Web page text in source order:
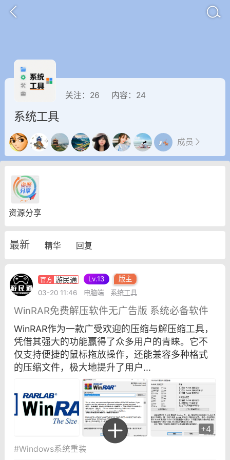
GTA6
彩虹六号 绝地求生
游戏商城 每日签到 每日排行
游民通 Lv.13
版主
19 23:03
电脑端 问题解决
我在商城购买的虚拟产品显示自动发
在那里查看卡密？
发货的商品在那里查看卡密？答：查看
：下单以后在右边消息栏查看卡密，或
像 — 我的订单 — 待评价 — 查看订单，
看卡密详情问：我...
关注： 26 内容： 24
系统工具
成员
资源分享
最新 精华 回复
游民通 Lv.13
版主
03-20 11:46
电脑端 系统工具
WinRAR免费解压软件无广告版 系统必备软件
WinRAR作为一款广受欢迎的压缩与解压缩工具，
凭借其强大的功能赢得了众多用户的青睐。它不
仅支持便捷的鼠标拖放操作，还能兼容多种格式
的压缩文件，极大地提升了用户...
+4
#Windows系统重装